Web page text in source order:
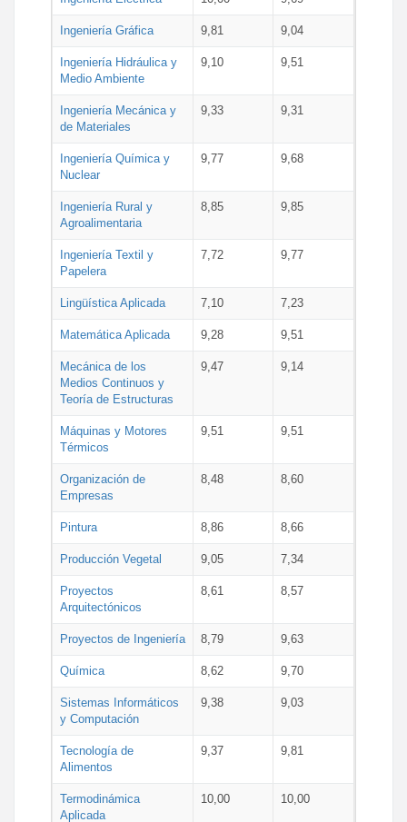
Ingeniería Gráfica 9,81 9,04
Ingeniería Hidráulica y
Medio Ambiente
9,10 9,51
Ingeniería Mecánica y
de Materiales
9,33 9,31
Ingeniería Química y
Nuclear
9,77 9,68
Ingeniería Rural y
Agroalimentaria
8,85 9,85
Ingeniería Textil y
Papelera
7,72 9,77
Lingüística Aplicada 7,10 7,23
Matemática Aplicada 9,28 9,51
Mecánica de los
Medios Continuos y
Teoría de Estructuras
9,47 9,14
Máquinas y Motores
Térmicos
9,51 9,51
Organización de
Empresas
8,48 8,60
Pintura 8,86 8,66
Producción Vegetal 9,05 7,34
Proyectos
Arquitectónicos
8,61 8,57
Proyectos de Ingeniería 8,79 9,63
Química 8,62 9,70
Sistemas Informáticos
y Computación
9,38 9,03
Tecnología de
Alimentos
9,37 9,81
Termodinámica
Aplicada
10,00 10,00